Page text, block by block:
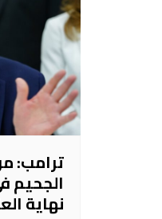
ترامب:
الجحيم
نهاية